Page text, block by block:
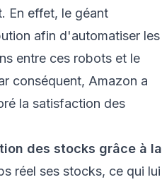
En effet, le géant
afin d'automatiser les
entre ces robots et le
conséquent, Amazon a
la satisfaction des
des stocks grâce à la
réel ses stocks, ce qui lui